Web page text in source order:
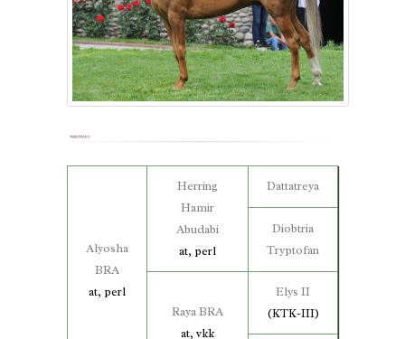
Alyosha
BRA
at, perl
Herring
Hamir
Abudabi
at, perl
Dattatreya
Diobtria
Tryptofan
Raya BRA
at, vkk
Elys II
(KTK-III)